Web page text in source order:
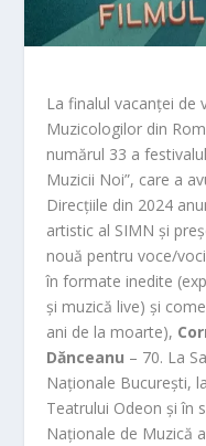
La finalul vacanței de
Muzicologilor din
numărul 33 a
Muzicii Noi”, care a
Direcțiile din 2024
artistic al SIMN și
nouă pentru voce/
în formate inedite
și muzică live) și
ani de la moarte),
Dănceanu – 70. La
Naționale București,
Teatrului Odeon și în
Naționale de Muzică